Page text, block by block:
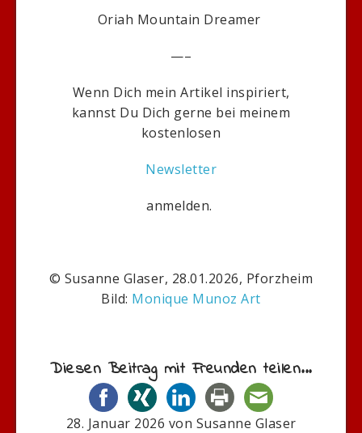
Oriah Mountain Dreamer
—–
Wenn Dich mein Artikel inspiriert,
kannst Du Dich gerne bei meinem
kostenlosen
Newsletter
anmelden.
© Susanne Glaser, 28.01.2026, Pforzheim
Bild: Monique Munoz Art
Diesen Beitrag mit Freunden teilen...
28. Januar 2026 von Susanne Glaser